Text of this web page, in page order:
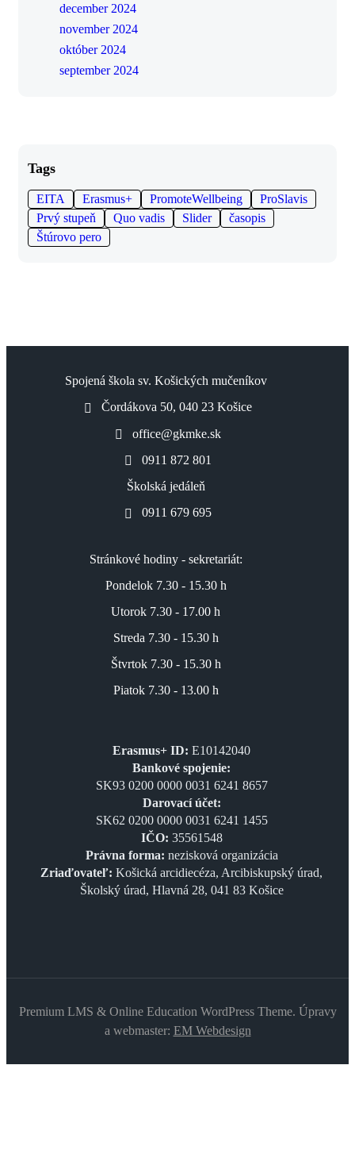
december 2024
november 2024
október 2024
september 2024
Tags
EITA Erasmus+ PromoteWellbeing
ProSlavis
Prvý stupeň
Quo vadis Slider
časopis
Štúrovo pero
Spojená škola sv. Košických mučeníkov
Čordákova 50, 040 23 Košice
office@gkmke.sk
0911 872 801
Školská jedáleň
0911 679 695
Stránkové hodiny - sekretariát:
Pondelok 7.30 - 15.30 h
Utorok 7.30 - 17.00 h
Streda 7.30 - 15.30 h
Štvrtok 7.30 - 15.30 h
Piatok 7.30 - 13.00 h
Erasmus+ ID: E10142040
Bankové spojenie:
SK93 0200 0000 0031 6241 8657
Darovací účet:
SK62 0200 0000 0031 6241 1455
IČO: 35561548
Právna forma: nezisková organizácia
Zriaďovateľ: Košická arcidiecéza, Arcibiskupský úrad,
Školský úrad, Hlavná 28, 041 83 Košice
Premium LMS & Online Education WordPress Theme. Úpravy
a webmaster: EM Webdesign